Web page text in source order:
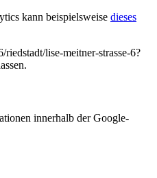
kann beispielsweise dieses
lise-meitner-strasse-6?
innerhalb der Google-